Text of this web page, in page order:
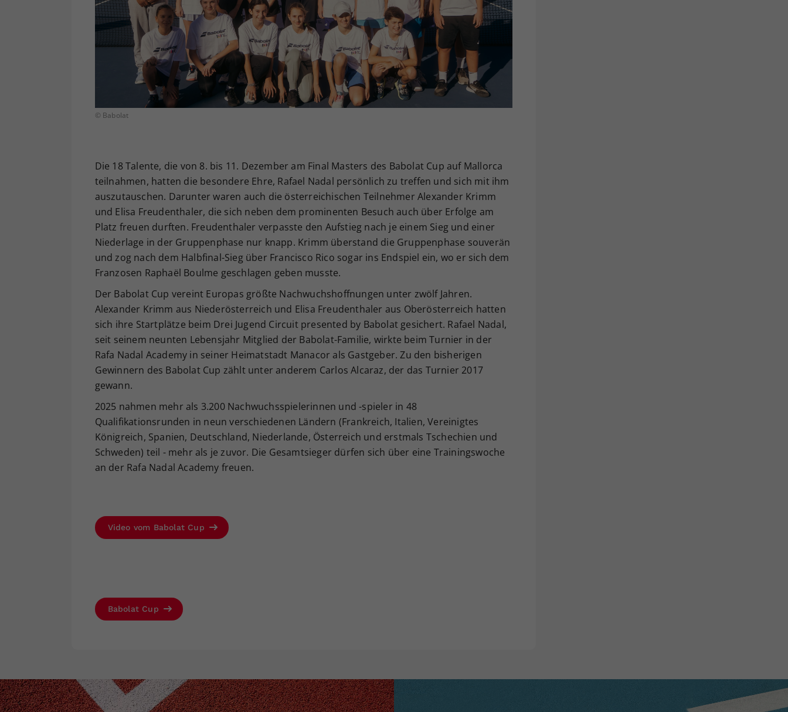
© Babolat
Die 18 Talente, die von 8. bis 11. Dezember am Final Masters des Babolat Cup auf Mallorca
teilnahmen, hatten die besondere Ehre, Rafael Nadal persönlich zu treffen und sich mit ihm
auszutauschen. Darunter waren auch die österreichischen Teilnehmer Alexander Krimm
und Elisa Freudenthaler, die sich neben dem prominenten Besuch auch über Erfolge am
Platz freuen durften. Freudenthaler verpasste den Aufstieg nach je einem Sieg und einer
Niederlage in der Gruppenphase nur knapp. Krimm überstand die Gruppenphase souverän
und zog nach dem Halbfinal-Sieg über Francisco Rico sogar ins Endspiel ein, wo er sich dem
Franzosen Raphaël Boulme geschlagen geben musste.
Der Babolat Cup vereint Europas größte Nachwuchshoffnungen unter zwölf Jahren.
Alexander Krimm aus Niederösterreich und Elisa Freudenthaler aus Oberösterreich hatten
sich ihre Startplätze beim Drei Jugend Circuit presented by Babolat gesichert. Rafael Nadal,
seit seinem neunten Lebensjahr Mitglied der Babolat-Familie, wirkte beim Turnier in der
Rafa Nadal Academy in seiner Heimatstadt Manacor als Gastgeber. Zu den bisherigen
Gewinnern des Babolat Cup zählt unter anderem Carlos Alcaraz, der das Turnier 2017
gewann.
2025 nahmen mehr als 3.200 Nachwuchsspielerinnen und -spieler in 48
Qualifikationsrunden in neun verschiedenen Ländern (Frankreich, Italien, Vereinigtes
Königreich, Spanien, Deutschland, Niederlande, Österreich und erstmals Tschechien und
Schweden) teil - mehr als je zuvor. Die Gesamtsieger dürfen sich über eine Trainingswoche
an der Rafa Nadal Academy freuen.
Video vom Babolat Cup
Babolat Cup
Ihrer vorgenommen Einstellungen, falls der
Webseiten-Betreiber dies eingestellt hat.